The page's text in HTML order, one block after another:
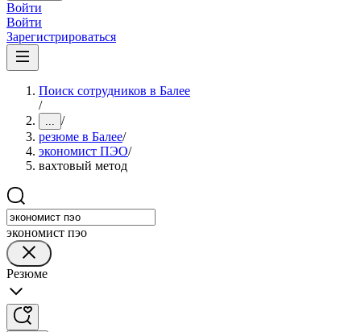
Войти
Войти
Зарегистрироваться
Поиск сотрудников в Балее
/
... /
резюме в Балее/
экономист ПЭО/
вахтовый метод
экономист пэо
Резюме